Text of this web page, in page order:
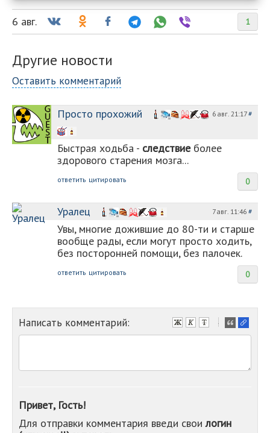
1
6 авг.
Другие новости
Оставить комментарий
Просто прохожий 6 авг. 21:17#
Быстрая ходьба - следствиеболее
здорового старения мозга...
0
ответить цитировать
Уралец 7 авг. 11:46 #
Увы, многие дожившие до 80-ти и старше
вообще рады, если могут просто ходить,
без посторонней помощи, без палочек.
0
ответить цитировать
Написать комментарий:
-
-
-
-
Привет, Гость!
Для отправки комментария введи своилогин